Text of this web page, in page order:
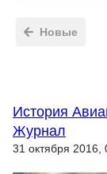
Новые
История
Журнал
31 октября 2016,